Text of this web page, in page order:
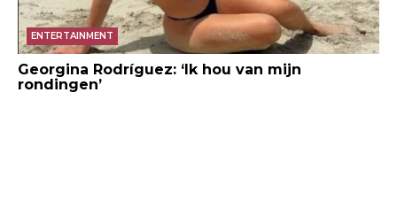
ENTERTAINMENT
Georgina Rodríguez: ‘Ik hou van mijn
rondingen’